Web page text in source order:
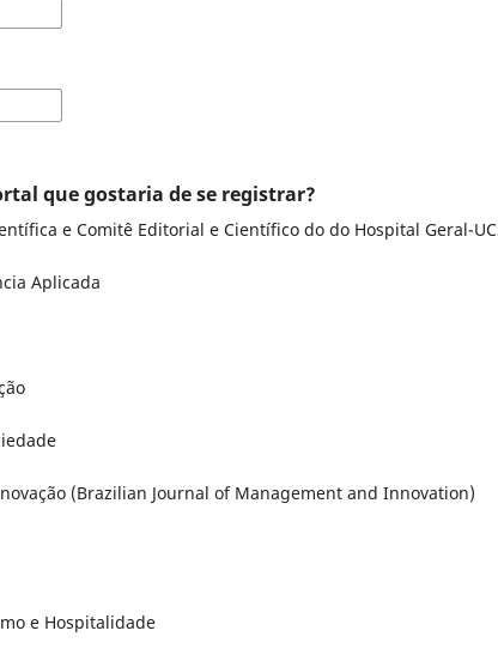
que gostaria de se registrar?
e Comitê Editorial e Científico do do Hospital Geral-
Aplicada
(Brazilian Journal of Management and Innovation)
e Hospitalidade